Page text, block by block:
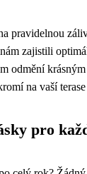
pravidelnou
zajistili
odmění
na vaší
pro